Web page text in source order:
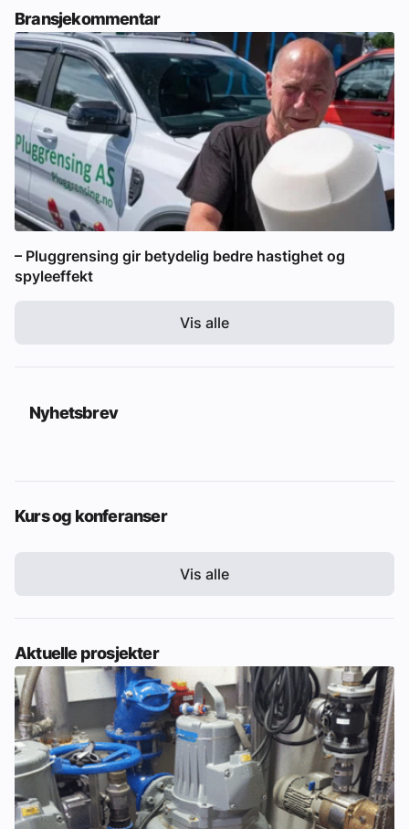
Bransjekommentar
– Pluggrensing gir betydelig bedre hastighet og
spyleeffekt
Vis alle
Nyhetsbrev
Kurs og konferanser
Vis alle
Aktuelle prosjekter